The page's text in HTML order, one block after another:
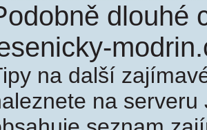
dlouhé
na další
na serveru